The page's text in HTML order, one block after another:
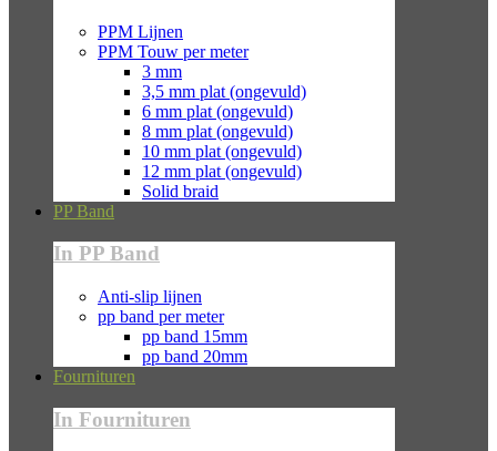
PPM Lijnen
PPM Touw per meter
3 mm
3,5 mm plat (ongevuld)
6 mm plat (ongevuld)
8 mm plat (ongevuld)
10 mm plat (ongevuld)
12 mm plat (ongevuld)
Solid braid
PP Band
In PP Band
Anti-slip lijnen
pp band per meter
pp band 15mm
pp band 20mm
Fournituren
In Fournituren